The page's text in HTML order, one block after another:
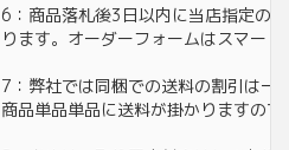
6：商品落札後3日以内に当店指定の
ります。オーダーフォームはスマー
7：弊社では同梱での送料の割引は一
商品単品単品に送料が掛かりますの